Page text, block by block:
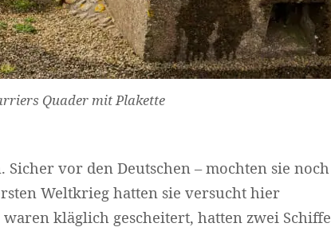
Quader mit Plakette
vor den Deutschen – mochten sie noch
Weltkrieg hatten sie versucht hier
kläglich gescheitert, hatten zwei Schiffe